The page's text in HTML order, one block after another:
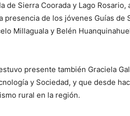
de Sierra Coorada y Lago
presencia de los jóvenes Guías de
Millaguala y Belén
presente también Graciela
y Sociedad, y que desde
rural en la región.